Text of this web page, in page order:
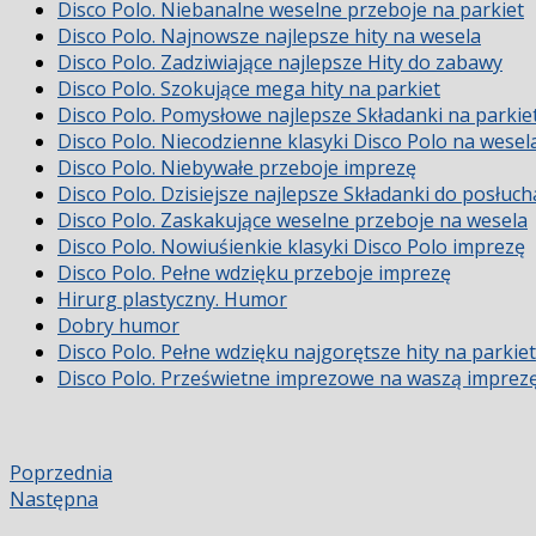
Disco Polo. Niebanalne weselne przeboje na parkiet
Disco Polo. Najnowsze najlepsze hity na wesela
Disco Polo. Zadziwiające najlepsze Hity do zabawy
Disco Polo. Szokujące mega hity na parkiet
Disco Polo. Pomysłowe najlepsze Składanki na
Disco Polo. Niecodzienne klasyki Disco Polo na
Disco Polo. Niebywałe przeboje imprezę
Disco Polo. Dzisiejsze najlepsze Składanki do
Disco Polo. Zaskakujące weselne przeboje na wesela
Disco Polo. Nowiuśienkie klasyki Disco Polo imprezę
Disco Polo. Pełne wdzięku przeboje imprezę
Hirurg plastyczny. Humor
Dobry humor
Disco Polo. Pełne wdzięku najgorętsze hity na parkiet
Disco Polo. Prześwietne imprezowe na waszą
Poprzednia
Następna